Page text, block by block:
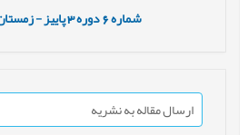
شماره6 دوره3 پاییز - زمستان
ارسال مقاله به نشریه